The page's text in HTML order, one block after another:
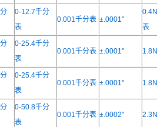
0-12.7千分
表
0.001千分表 ±.0001"
表
0-25.4千分
表
0.001千分表 ±.0001"
0-25.4千分
表
0.001千分表 ±.0001"
0-50.8千分
表
0.001千分表 ±.0002"